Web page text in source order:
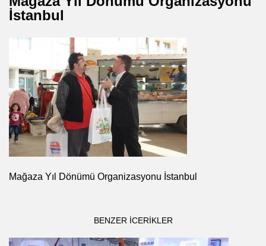
İstanbul
Mağaza Yıl Dönümü Organizasyonu İstanbul
BENZER ICERIKLER